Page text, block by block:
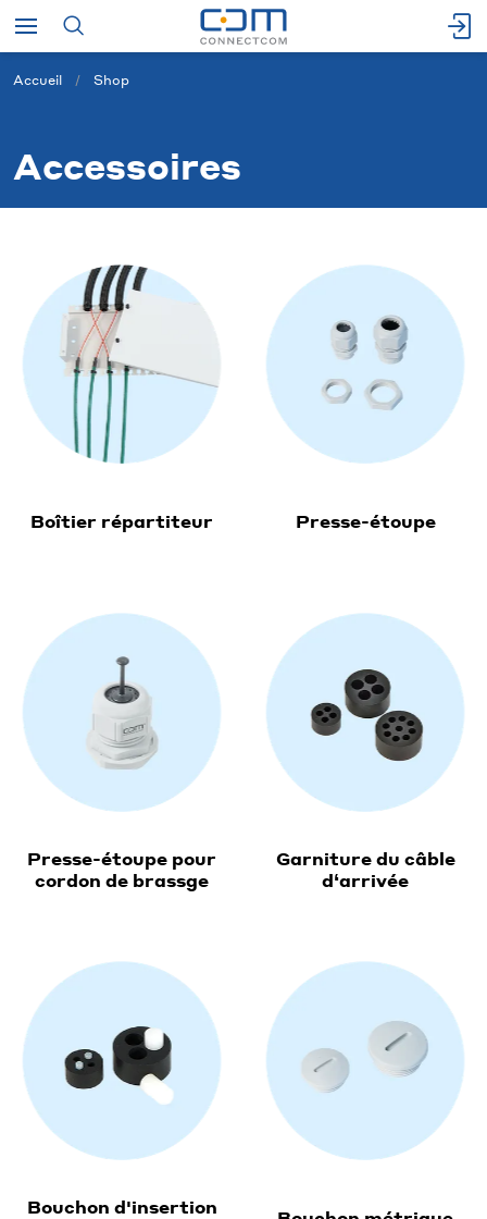
Accueil Shop
Accessoires
Boîtier répartiteur Presse-étoupe
Presse-étoupe pour
cordon de brassge
Garniture du câble
d‘arrivée
Bouchon d'insertion